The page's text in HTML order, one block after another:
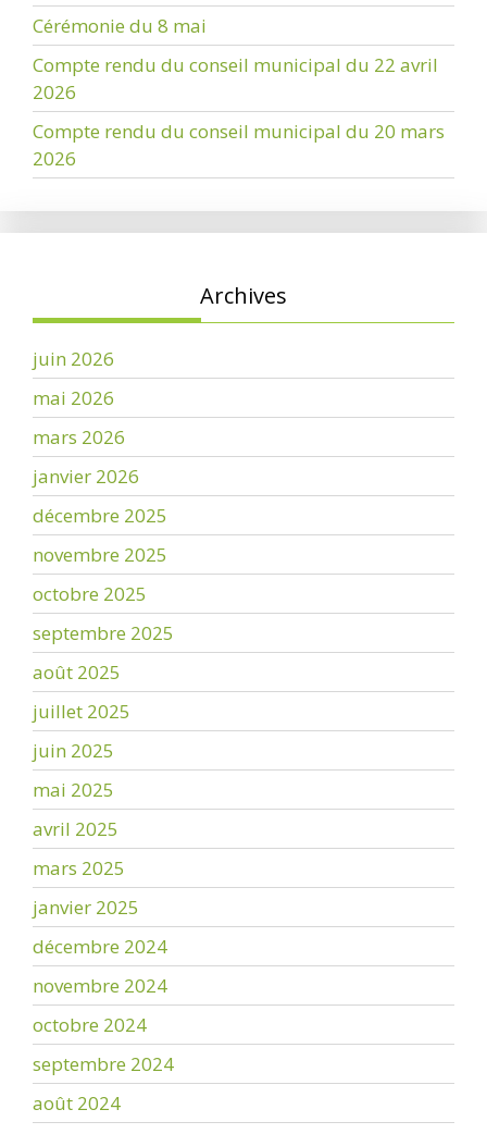
Cérémonie du 8 mai
Compte rendu du conseil municipal du 22 avril
2026
Compte rendu du conseil municipal du 20 mars
2026
Archives
juin 2026
mai 2026
mars 2026
janvier 2026
décembre 2025
novembre 2025
octobre 2025
septembre 2025
août 2025
juillet 2025
juin 2025
mai 2025
avril 2025
mars 2025
janvier 2025
décembre 2024
novembre 2024
octobre 2024
septembre 2024
août 2024